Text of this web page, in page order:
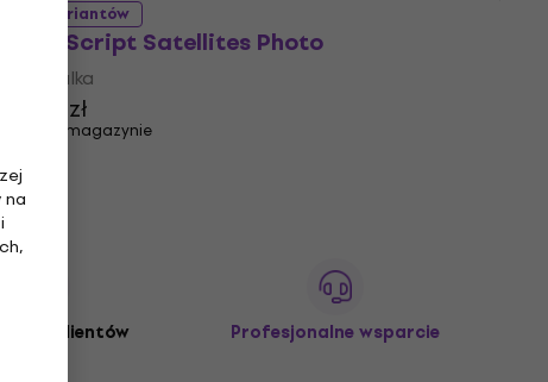
5 wariantów
The Script Satellites Photo
Koszulka
99,6 zł
Na magazynie
3M+ klientów Profesjonalne wsparcie